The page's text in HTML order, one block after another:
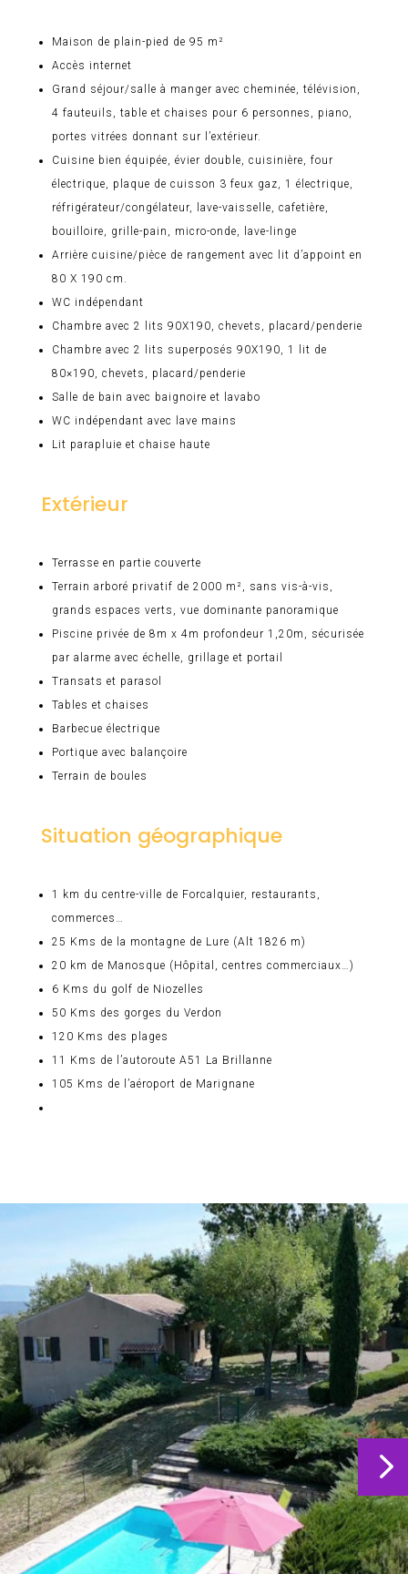
Maison de plain-pied de 95 m²
Accès internet
Grand séjour/salle à manger avec cheminée, télévision,
4 fauteuils, table et chaises pour 6 personnes, piano,
portes vitrées donnant sur l’extérieur.
Cuisine bien équipée, évier double, cuisinière, four
électrique, plaque de cuisson 3 feux gaz, 1 électrique,
réfrigérateur/congélateur, lave-vaisselle, cafetière,
bouilloire, grille-pain, micro-onde, lave-linge
Arrière cuisine/pièce de rangement avec lit d’appoint en
80 X 190 cm.
WC indépendant
Chambre avec 2 lits 90X190, chevets, placard/penderie
Chambre avec 2 lits superposés 90X190, 1 lit de
80×190, chevets, placard/penderie
Salle de bain avec baignoire et lavabo
WC indépendant avec lave mains
Lit parapluie et chaise haute
Extérieur
Terrasse en partie couverte
Terrain arboré privatif de 2000 m², sans vis-à-vis,
grands espaces verts, vue dominante panoramique
Piscine privée de 8m x 4m profondeur 1,20m, sécurisée
par alarme avec échelle, grillage et portail
Transats et parasol
Tables et chaises
Barbecue électrique
Portique avec balançoire
Terrain de boules
Situation géographique
1 km du centre-ville de Forcalquier, restaurants,
commerces…
25 Kms de la montagne de Lure (Alt 1826 m)
20 km de Manosque (Hôpital, centres commerciaux…)
6 Kms du golf de Niozelles
50 Kms des gorges du Verdon
120 Kms des plages
11 Kms de l’autoroute A51 La Brillanne
105 Kms de l’aéroport de Marignane